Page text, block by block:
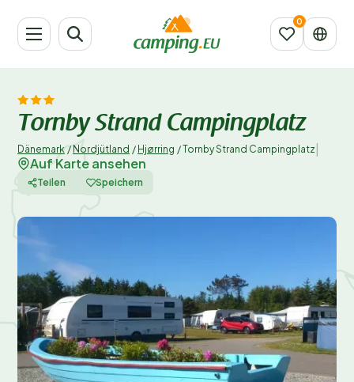
Tornby Strand Campingplatz
Dänemark / Nordjütland / Hjørring /Tornby Strand Campingplatz
Auf Karte ansehen
Teilen Speichern